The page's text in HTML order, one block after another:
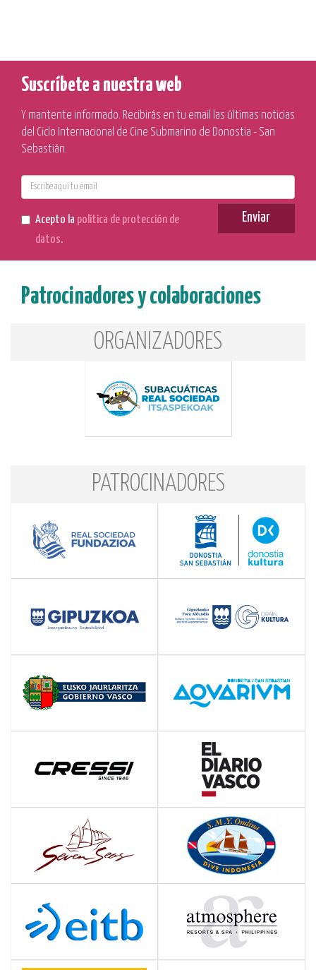
Suscríbete a nuestra web
Y mantente informado. Recibirás en tu email las últimas noticias
del Ciclo Internacional de Cine Submarino de Donostia - San
Sebastián.
Acepto la política de protección de
datos.
Enviar
Patrocinadores y colaboraciones
ORGANIZADORES
PATROCINADORES